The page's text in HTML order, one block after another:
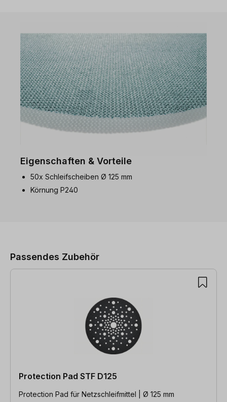
Eigenschaften & Vorteile
50x Schleifscheiben Ø 125 mm
Körnung P240
Passendes Zubehör
Protection Pad STF D125
Protection Pad für Netzschleifmittel | Ø 125 mm